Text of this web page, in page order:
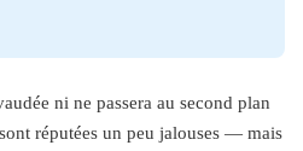
ni ne passera au second plan
réputées un peu jalouses — mais